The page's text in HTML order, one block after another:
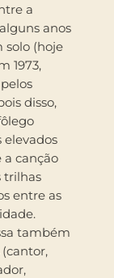
a
anos
solo (hoje
1973,
disso,
elevados
a canção
trilhas
entre as
também